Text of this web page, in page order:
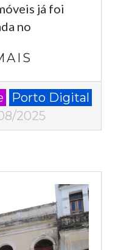
já foi
no
Porto Digital
2025